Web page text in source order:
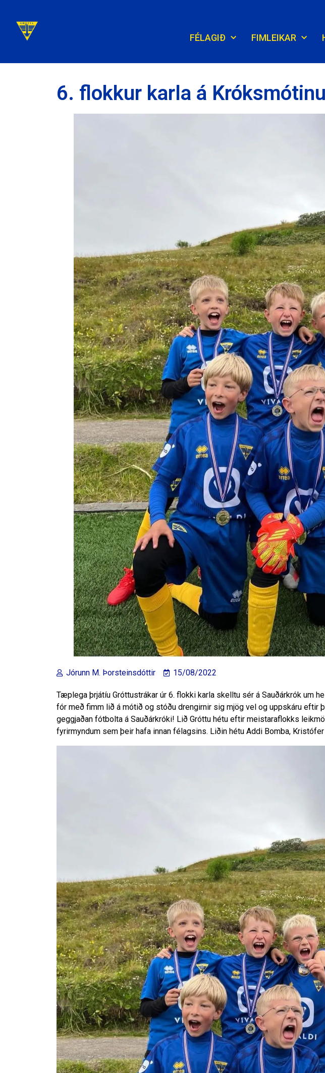
FÉLAGIÐ FIMLEIKAR
6. flokkur karla á Króksmótinu
Jórunn M. Þorsteinsdóttir 15/08/2022
Tæplega þrjátíu Gróttustrákar úr 6. flokki karla skelltu sér á Sauðárkrók um
fór með fimm lið á mótið og stóðu drengirnir sig mjög vel og uppskáru eftir
geggjaðan fótbolta á Sauðárkróki! Lið Gróttu hétu eftir meistaraflokks
fyrirmyndum sem þeir hafa innan félagsins. Liðin hétu Addi Bomba,